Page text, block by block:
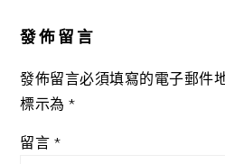
發佈留言
發佈留言必須填寫的電子郵件
標示為*
留言 *